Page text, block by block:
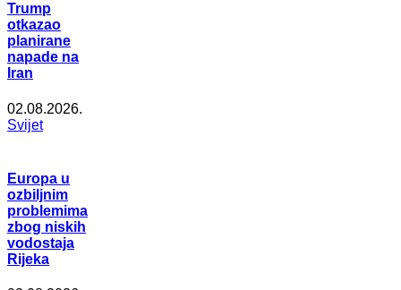
Trump
otkazao
planirane
napade na
Iran
02.08.2026.
Svijet
Europa u
ozbiljnim
problemima
zbog niskih
vodostaja
Rijeka